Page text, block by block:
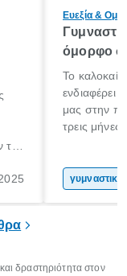
Ευεξία &
όμορφο
Το
ενδιαφέρει
μας στην
τρεις μήνες
σου! Δεν
καλοκαίρι
γυμναστική
δραστηριότητα στον